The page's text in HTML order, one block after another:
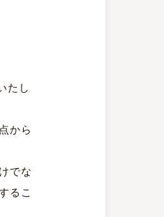
たし
から
でな
るこ